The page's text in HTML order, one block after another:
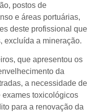
postos de
e áreas portuárias,
deste profissional que
excluída a mineração.
que apresentou os
da
a necessidade de
exames toxicológicos
para a renovação da